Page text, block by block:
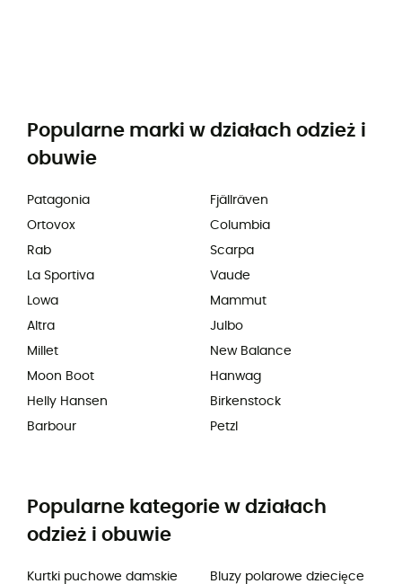
Popularne marki w działach odzież i
obuwie
Patagonia
Ortovox
Rab
La Sportiva
Lowa
Altra
Millet
Moon Boot
Helly Hansen
Barbour
Fjällräven
Columbia
Scarpa
Vaude
Mammut
Julbo
New Balance
Hanwag
Birkenstock
Petzl
Popularne kategorie w działach
odzież i obuwie
Kurtki puchowe damskie
Bluzy polarowe dziecięce